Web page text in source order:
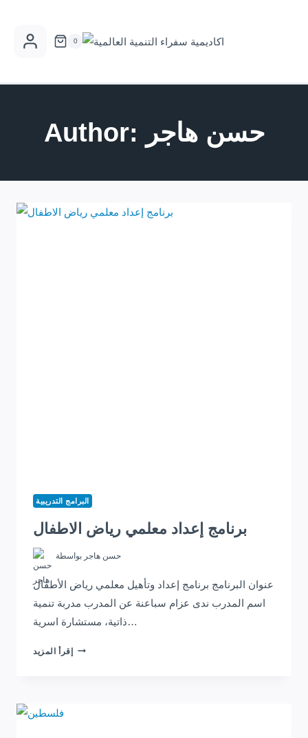
content
0
Author: حسن هاجر
البرامج التدريبية
برنامج إعداد معلمي رياض الاطفال
بواسطة حسن هاجر
عنوان البرنامج برنامج إعداد وتأهيل معلمي رياض الأطفال
اسم المدرب ندى عزام سباعنة عن المدرب مدربة تنمية
ذاتية، مستشارة اسرية…
إقرأ المزيدبرنامج